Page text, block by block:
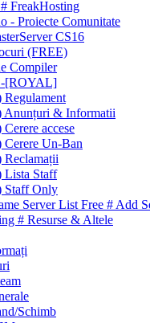
FreakHosting
- Proiecte Comunitate
CS16
(FREE)
Compiler
[ROYAL]
& Informatii
accese
Un-Ban
Staff
Only
Server List Free # Add
# Resurse & Altele
Schimb